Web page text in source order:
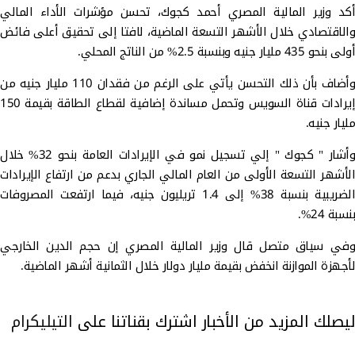
أكد وزير المالية المصري أحمد كجوك، تحسن مؤشرات الأداء المالي
والاقتصادي خلال الأشهر التسعة الماضية، لافتا إلى تحقيق أعلى فائض
أولى بنحو 435 مليار جنيه وبنسبة 2.5% من الناتج المحلي.
وأضاف بأن ذلك التحسن يأتي على الرغم من فقدان 110 مليار جنيه من
إيرادات قناة السويس وتحمل مساندة إضافية لقطاع الطاقة بقيمة 150
مليار جنيه.
وأشار " كجوك " إلي تسجيل نمو في الإيرادات العامة بنحو 32% خلال
الأشهر التسعة الأولى من العام المالي الجاري بدعم من ارتفاع الإيرادات
الضريبية بنسبة 38% إلى 1.4 تريليون جنيه، فيما ارتفعت المصروفات
بنسبة 24%.
وفي سياق متصل قال وزير المالية المصري إن حجم الدين الخارجي
لأجهزة الموازنة انخفض بقيمة مليار دولار خلال الثمانية أشهر الماضية.
ليصلك المزيد من الأخبار اشترك بقناتنا على التيليكرام